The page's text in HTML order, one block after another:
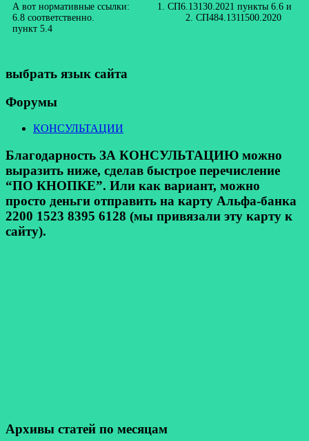
А вот нормативные ссылки: 1. СП6.13130.2021 пункты 6.6 и
6.8 соответственно. 2. СП484.1311500.2020
пункт 5.4
выбрать язык сайта
Форумы
КОНСУЛЬТАЦИИ
Благодарность ЗА КОНСУЛЬТАЦИЮ можно
выразить ниже, сделав быстрое перечисление
“ПО КНОПКЕ”. Или как вариант, можно
просто деньги отправить на карту Альфа-банка
2200 1523 8395 6128 (мы привязали эту карту к
сайту).
Архивы статей по месяцам